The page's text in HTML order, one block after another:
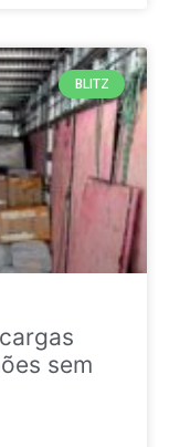
BLITZ
sem